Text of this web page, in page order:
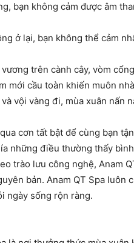
bạn không cảm được âm
ở lại, bạn không thể cảm
trên cành cây, vòm
mới cầu toàn khiến muôn
vội vàng đi, mùa xuân nấn
cơn tất bật để cùng bạn
những điều thường thấy
trào lưu công nghệ, Anam
bản. Anam QT Spa luôn
ngày sống rộn ràng.